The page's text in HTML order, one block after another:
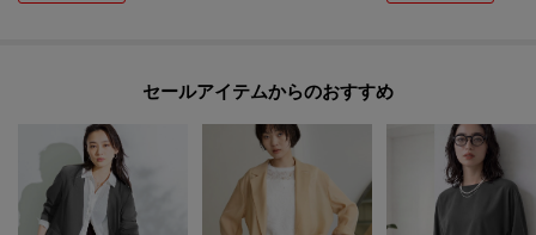
セールアイテムからのおすすめ